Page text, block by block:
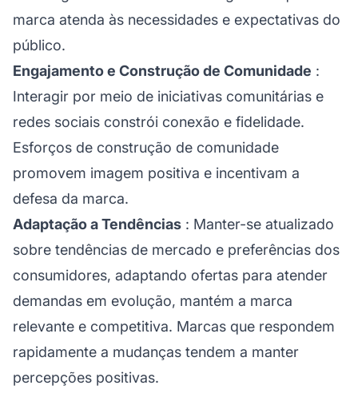
marca atenda às necessidades e expectativas do
público.
Engajamento e Construção de Comunidade :
Interagir por meio de iniciativas comunitárias e
redes sociais constrói conexão e fidelidade.
Esforços de construção de comunidade
promovem imagem positiva e incentivam a
defesa da marca.
Adaptação a Tendências : Manter-se atualizado
sobre tendências de mercado e preferências dos
consumidores, adaptando ofertas para atender
demandas em evolução, mantém a marca
relevante e competitiva. Marcas que respondem
rapidamente a mudanças tendem a manter
percepções positivas.